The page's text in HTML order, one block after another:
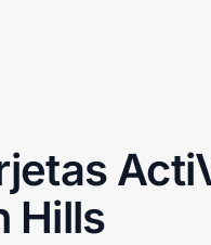
Hills